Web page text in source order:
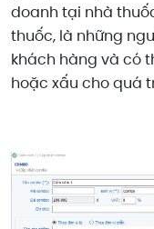
doanh tại nhà
thuốc, là những
khách hàng và có
hoặc xấu cho quá